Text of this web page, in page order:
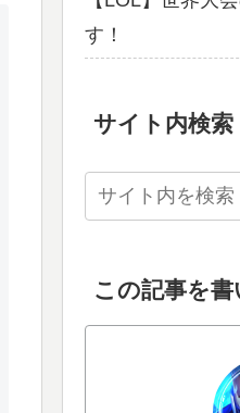
強！「オーン解
ゲーミングマウ
初心者にもおす
12選/普通のマウ
プロもやってる
【LOL】世界大